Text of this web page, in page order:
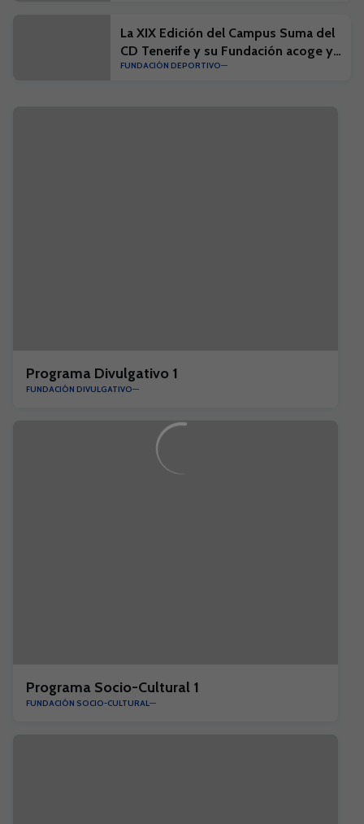
La XIX Edición del Campus Suma del
CD Tenerife y su Fundación acoge ya
a más de 750 participantes
FUNDACIÓN DEPORTIVO
Programa Divulgativo 1
FUNDACIÓN DIVULGATIVO
Programa Socio-Cultural 1
FUNDACIÓN SOCIO-CULTURAL